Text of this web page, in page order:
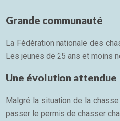
Grande communauté
La Fédération nationale des
Les jeunes de 25 ans et moins
Une évolution attendue
Malgré la situation de la
passer le permis de chasser